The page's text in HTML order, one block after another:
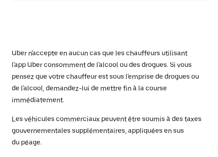
Uber n'accepte en aucun cas que les chauffeurs utilisant
l'app Uber consomment de l'alcool ou des drogues. Si vous
pensez que votre chauffeur est sous l'emprise de drogues ou
de l'alcool, demandez-lui de mettre fin à la course
immédiatement.
Les véhicules commerciaux peuvent être soumis à des taxes
gouvernementales supplémentaires, appliquées en sus
du péage.